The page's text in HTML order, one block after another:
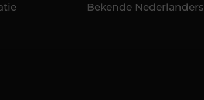
Bekende Nederlanders